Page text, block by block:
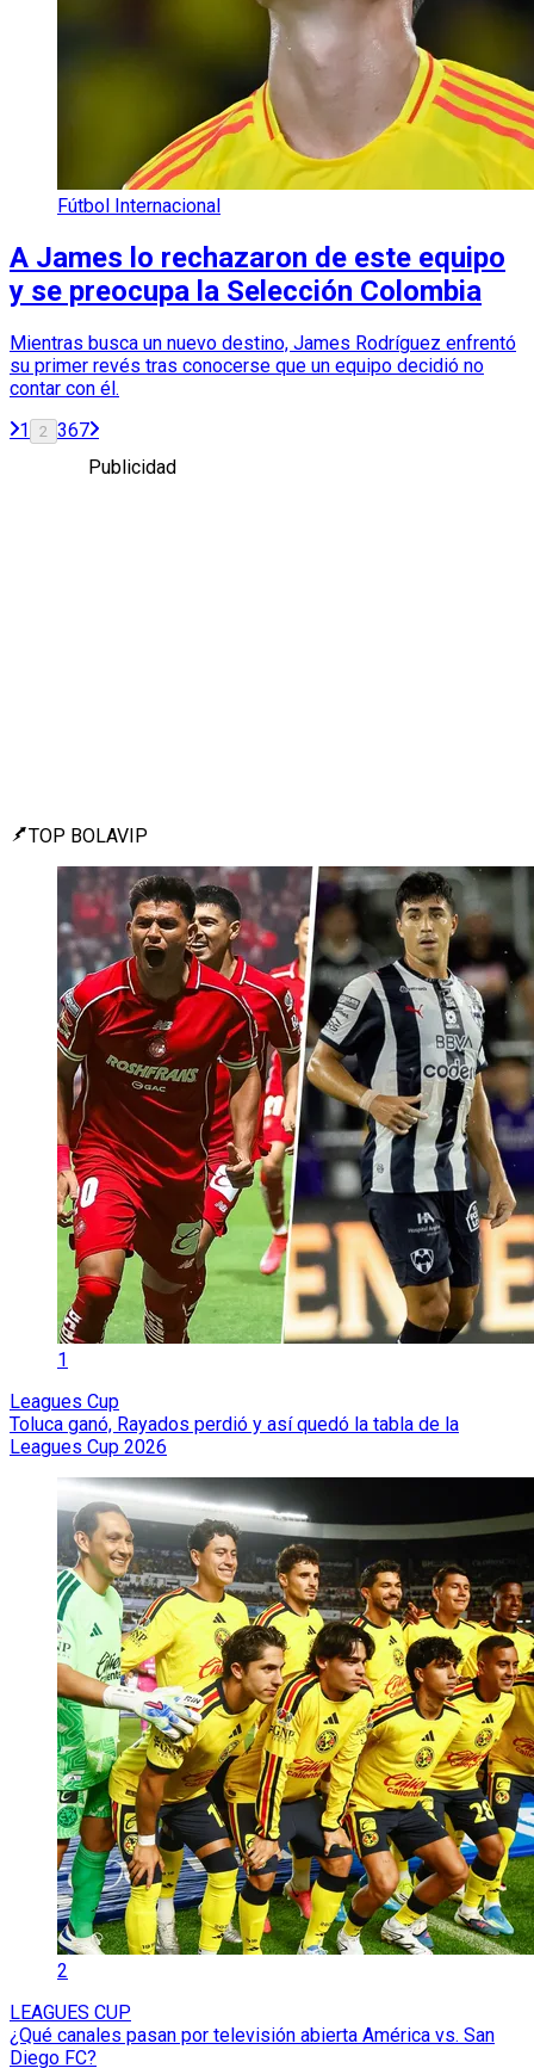
Fútbol Internacional
A James lo rechazaron de este equipo
y se preocupa la Selección Colombia
Mientras busca un nuevo destino, James Rodríguez enfrentó
su primer revés tras conocerse que un equipo decidió no
contar con él.
1
2 367
Publicidad
TOP BOLAVIP
1
Leagues Cup
Toluca ganó, Rayados perdió y así quedó la tabla de la
Leagues Cup 2026
2
LEAGUES CUP
¿Qué canales pasan por televisión abierta América vs. San
Diego FC?